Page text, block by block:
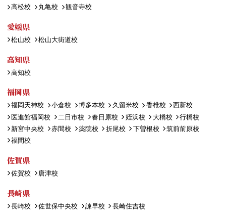
高松校 丸亀校 観音寺校
愛媛県
松山校 松山大街道校
高知県
高知校
福岡県
福岡天神校 小倉校 博多本校 久留米校 香椎校
西新校
医進館福岡校
二日市校 春日原校 姪浜校 大橋校
行橋校
新宮中央校
赤間校 薬院校 折尾校 下曽根校
筑前前原校
福間校
佐賀県
佐賀校 唐津校
長崎県
長崎校 佐世保中央校 諫早校 長崎住吉校